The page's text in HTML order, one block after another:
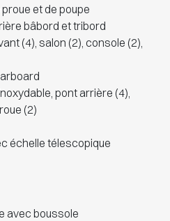
et de poupe
bâbord et tribord
(4), salon (2), console (2),
pont arrière (4),
(2)
échelle télescopique
avec boussole